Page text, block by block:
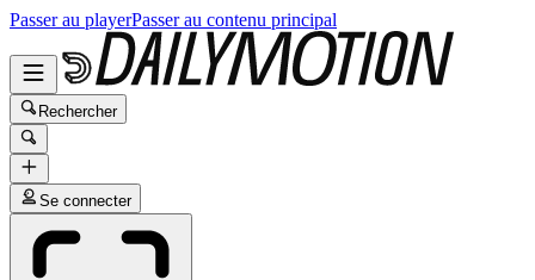
Passer au playerPasser au contenu principal
Rechercher
Se connecter